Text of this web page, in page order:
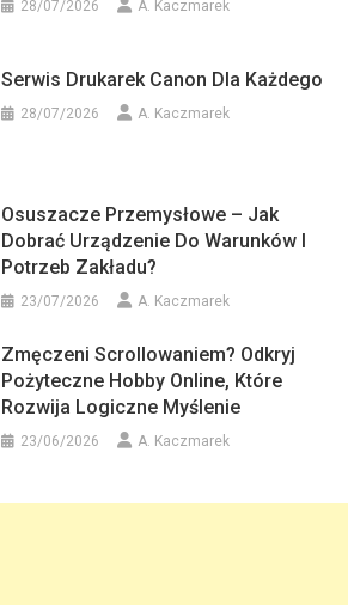
28/07/2026 A. Kaczmarek
Serwis Drukarek Canon Dla Każdego
28/07/2026 A. Kaczmarek
Osuszacze Przemysłowe – Jak
Dobrać Urządzenie Do Warunków I
Potrzeb Zakładu?
23/07/2026 A. Kaczmarek
Zmęczeni Scrollowaniem? Odkryj
Pożyteczne Hobby Online, Które
Rozwija Logiczne Myślenie
23/06/2026 A. Kaczmarek